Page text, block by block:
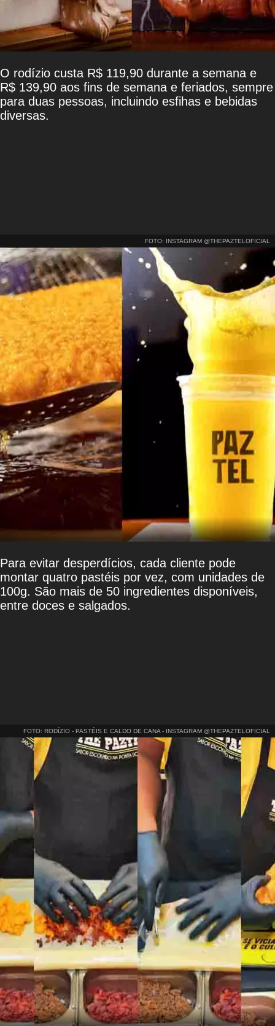
O rodízio custa R$ 119,90 durante a semana e
R$ 139,90 aos fins de semana e feriados, sempre
para duas pessoas, incluindo esfihas e bebidas
diversas.
FOTO: INSTAGRAM @THEPAZTELOFICIAL
Para evitar desperdícios, cada cliente pode
montar quatro pastéis por vez, com unidades de
100g. São mais de 50 ingredientes disponíveis,
entre doces e salgados.
FOTO: RODÍZIO - PASTÉIS E CALDO DE CANA - INSTAGRAM @THEPAZTELOFICIAL